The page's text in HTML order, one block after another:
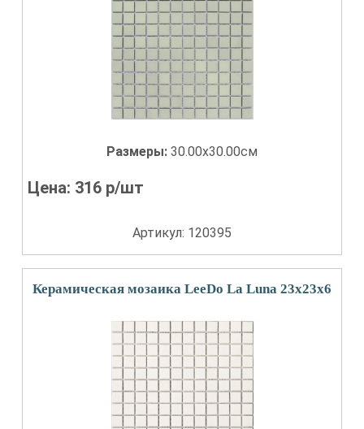
Размеры: 30.00x30.00см
Цена: 316 р/шт
Артикул: 120395
Керамическая мозаика LeeDo La Luna 23х23х6